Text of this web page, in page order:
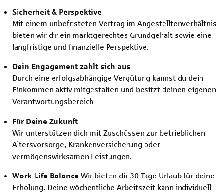
Sicherheit & Perspektive
Mit einem unbefristeten Vertrag im Angestelltenverhältnis
bieten wir dir ein marktgerechtes Grundgehalt sowie eine
langfristige und finanzielle Perspektive.
Dein Engagement zahlt sich aus
Durch eine erfolgsabhängige Vergütung kannst du dein
Einkommen aktiv mitgestalten und besitzt deinen eigenen
Verantwortungsbereich
Für Deine Zukunft
Wir unterstützen dich mit Zuschüssen zur betrieblichen
Altersvorsorge, Krankenversicherung oder
vermögenswirksamen Leistungen.
Work-Life Balance Wir bieten dir 30 Tage Urlaub für deine
Erholung. Deine wöchentliche Arbeitszeit kann individuell